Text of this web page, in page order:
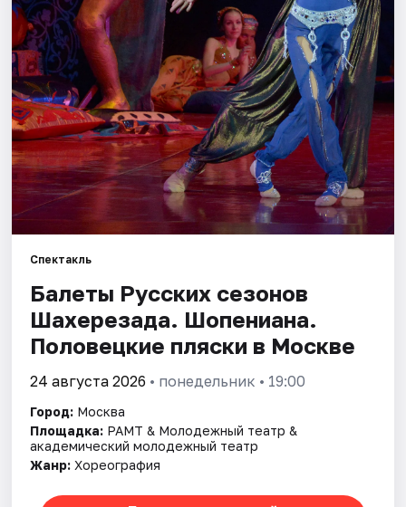
Артисты
Рейтинги
Спектакль
Балеты Русских сезонов
Шахерезада. Шопениана.
Половецкие пляски в Москве
24 августа 2026 • понедельник • 19:00
Город: Москва
Площадка: РАМТ & Молодежный театр &
академический молодежный театр
Жанр: Хореография